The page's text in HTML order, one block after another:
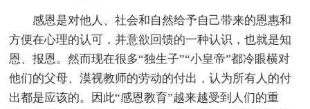
感恩是对他人、社会和自然给予自己带来的恩惠和
方便在心理的认可，并意欲回馈的一种认识，也就是知
恩、报恩。然而现在很多“独生子”“小皇帝”都冷眼横对
他们的父母、漠视教师的劳动的付出，认为所有人的付
出都是应该的。因此“感恩教育”越来越受到人们的重